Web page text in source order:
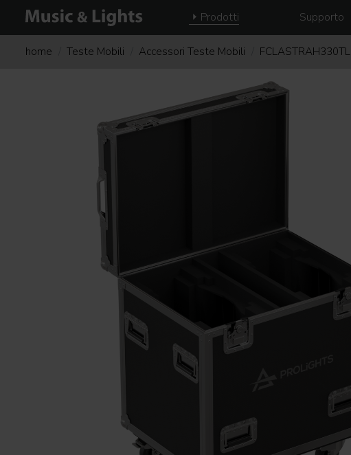
Prodotti Supporto
home Teste Mobili Accessori Teste Mobili FCLASTRAH330TL